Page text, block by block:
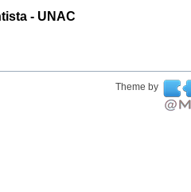
- UNAC
Theme by